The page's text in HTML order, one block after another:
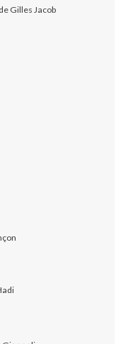
Gilles Jacob